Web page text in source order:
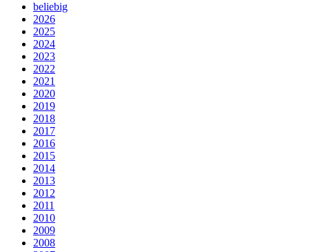
beliebig
2026
2025
2024
2023
2022
2021
2020
2019
2018
2017
2016
2015
2014
2013
2012
2011
2010
2009
2008